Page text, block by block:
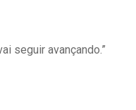
seguir avançando.”